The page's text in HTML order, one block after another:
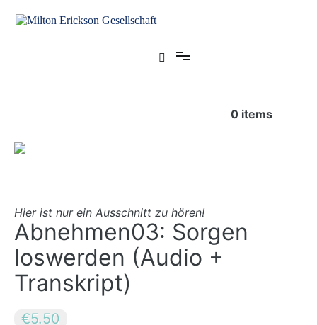
Inhalt
0 items
Hier ist nur ein Ausschnitt zu hören!
Abnehmen03: Sorgen
loswerden (Audio +
Transkript)
€5.50